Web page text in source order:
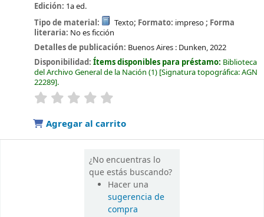
Edición: 1a ed.
Tipo de material:
Texto; Formato: impreso; Forma
literaria: No es ficción
Detalles de publicación: Buenos Aires : Dunken,2022
Disponibilidad:Ítems disponibles para préstamo: Biblioteca
del Archivo General de la Nación (1) Signatura topográfica:AGN
22289 .
valoración
Agregar al carrito
¿No encuentras lo
que estás buscando?
Hacer una
sugerencia de
compra